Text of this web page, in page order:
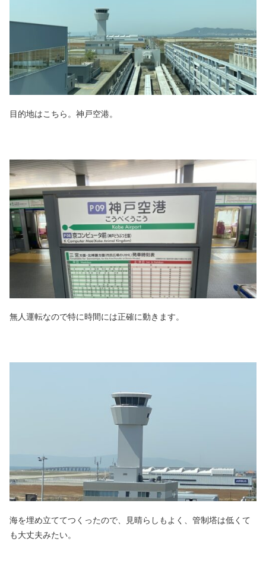
目的地はこちら。神戸空港。
無人運転なので特に時間には正確に動きます。
海を埋め立ててつくったので、見晴らしもよく、管制塔は低くて
も大丈夫みたい。